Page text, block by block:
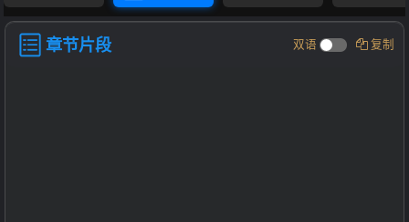
章节片段 双语 复制